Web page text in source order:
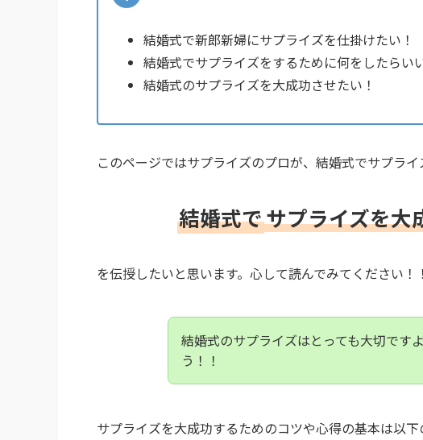
結婚式で新郎新婦にサプライズを仕掛けたい！
結婚式でサプライズをするために何をしたらい
結婚式のサプライズを大成功させたい！
このページではサプライズのプロが、結婚式でサプラ
結婚式でサプライズを大
を伝授したいと思います。心して読んでみてください！！
結婚式のサプライズはとっても大切です
う！！
サプライズを大成功するためのコツや心得の基本は以